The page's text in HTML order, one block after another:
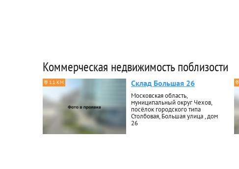
Коммерческая недвижимость поблизости
1.1 КМ Склад Большая 26
Московская область,
муниципальный округ Чехов,
посёлок городского типа
Столбовая, Большая улица , дом
26